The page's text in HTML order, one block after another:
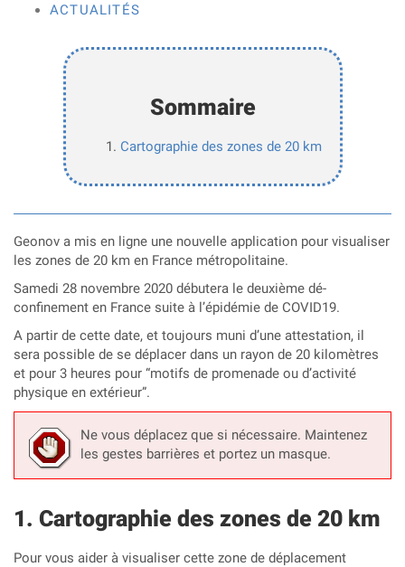
ACTUALITÉS
Sommaire
Cartographie des zones de 20 km
Geonov a mis en ligne une nouvelle application pour visualiser
les zones de 20 km en France métropolitaine.
Samedi 28 novembre 2020 débutera le deuxième dé-
confinement en France suite à l’épidémie de COVID19.
A partir de cette date, et toujours muni d’une attestation, il
sera possible de se déplacer dans un rayon de 20 kilomètres
et pour 3 heures pour “motifs de promenade ou d’activité
physique en extérieur”.
Ne vous déplacez que si nécessaire. Maintenez
les gestes barrières et portez un masque.
Cartographie des zones de 20 km
Pour vous aider à visualiser cette zone de déplacement